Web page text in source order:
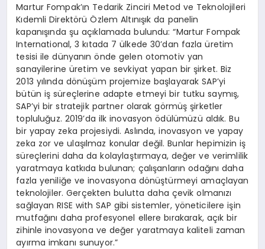
Martur Fompak’ın Tedarik Zinciri Metod ve Teknolojileri
Kıdemli Direktörü Özlem Altınışık da panelin
kapanışında şu açıklamada bulundu: “Martur Fompak
International, 3 kıtada 7 ülkede 30’dan fazla üretim
tesisi ile dünyanın önde gelen otomotiv yan
sanayilerine üretim ve sevkiyat yapan bir şirket. Biz
2013 yılında dönüşüm projemize başlayarak SAP’yi
bütün iş süreçlerine adapte etmeyi bir tutku saymış,
SAP’yi bir stratejik partner olarak görmüş şirketler
topluluğuz. 2019’da ilk inovasyon ödülümüzü aldık. Bu
bir yapay zeka projesiydi. Aslında, inovasyon ve yapay
zeka zor ve ulaşılmaz konular değil. Bunlar hepimizin iş
süreçlerini daha da kolaylaştırmaya, değer ve verimlilik
yaratmaya katkıda bulunan; çalışanların odağını daha
fazla yeniliğe ve inovasyona dönüştürmeyi amaçlayan
teknolojiler. Gerçekten bulutta daha çevik olmanızı
sağlayan RISE with SAP gibi sistemler, yöneticilere işin
mutfağını daha profesyonel ellere bırakarak, açık bir
zihinle inovasyona ve değer yaratmaya kaliteli zaman
ayırma imkanı sunuyor.”